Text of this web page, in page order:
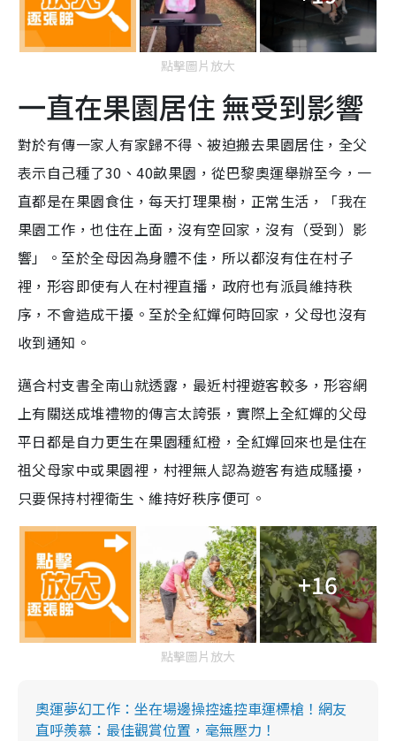
點擊圖片放大
一直在果園居住 無受到影響
對於有傳一家人有家歸不得、被迫搬去果園居住，全父
表示自己種了30、40畝果園，從巴黎奧運舉辦至今，一
直都是在果園食住，每天打理果樹，正常生活，「我在
果園工作，也住在上面，沒有空回家，沒有（受到）影
響」。至於全母因為身體不佳，所以都沒有住在村子
裡，形容即使有人在村裡直播，政府也有派員維持秩
序，不會造成干擾。至於全紅嬋何時回家，父母也沒有
收到通知。
邁合村支書全南山就透露，最近村裡遊客較多，形容網
上有關送成堆禮物的傳言太誇張，實際上全紅嬋的父母
平日都是自力更生在果園種紅橙，全紅嬋回來也是住在
祖父母家中或果園裡，村裡無人認為遊客有造成騷擾，
只要保持村裡衛生、維持好秩序便可。
+16
點擊圖片放大
奧運夢幻工作：坐在場邊操控遙控車運標槍！網友
直呼羨慕：最佳觀賞位置，毫無壓力！